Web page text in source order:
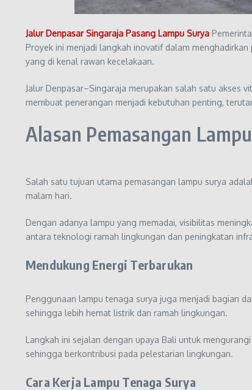
Jalur Denpasar Singaraja Pasang Lampu Surya
Proyek ini menjadi langkah inovatif dalam
yang di kenal rawan kecelakaan.
Jalur Denpasar–Singaraja merupakan salah satu akses
membuat penerangan menjadi kebutuhan penting,
Alasan Pemasangan
Salah satu tujuan utama pemasangan lampu surya
malam hari.
Dengan adanya lampu yang memadai, visibilitas
antara teknologi ramah lingkungan dan peningkatan
Mendukung Energi Terbarukan
Penggunaan lampu tenaga surya juga menjadi bagian
sehingga lebih hemat listrik dan ramah lingkungan.
Langkah ini sejalan dengan upaya Bali untuk
sehingga berkontribusi pada pelestarian lingkungan.
Cara Kerja Lampu Tenaga Surya